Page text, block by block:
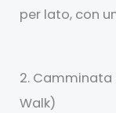
per lato, con
2.
Walk)